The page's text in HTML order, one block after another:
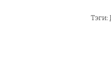
Тэги: